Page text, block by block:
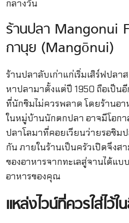
กลางวัน
ร้านปลา Mangonui
กานุย (Mangōnui)
ร้านปลาลับเก่าแก่เริ่มเสิร์ฟปลา
หาปลามาตั้งแต่ปี 1950 ถือเป็น
ที่นักชิมไม่ควรพลาด โดยร้านอา
ในหมู่บ้านนักตกปลา อาจมีโอกา
ปลาโลมาที่คอยเวียนว่ายรอชิม
กัน ภายในร้านเป็นครัวเปิดจึงส
ของอาหารจากทะเลสู่จานได้แ
อาหารของคุณ
แหล่งไวน์ที่ควรใส่ไว้ใ